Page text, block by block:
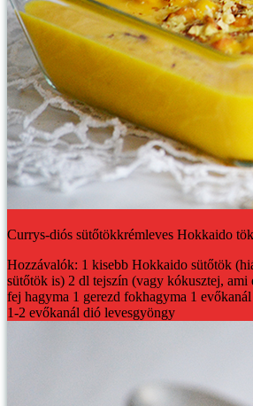
Currys-diós sütőtökkrémleves Hokkaido
Hozzávalók: 1 kisebb Hokkaido sütőtök
sütőtök is) 2 dl tejszín (vagy kókusztej, ami
fej hagyma 1 gerezd fokhagyma 1
1-2 evőkanál dió levesgyöngy